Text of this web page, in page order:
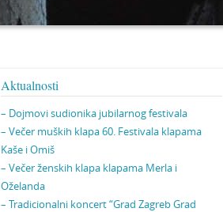
Aktualnosti
– Dojmovi sudionika jubilarnog festivala
– Večer muških klapa 60. Festivala klapama
Kaše i Omiš
– Večer ženskih klapa klapama Merla i
Oželanda
– Tradicionalni koncert “Grad Zagreb Grad